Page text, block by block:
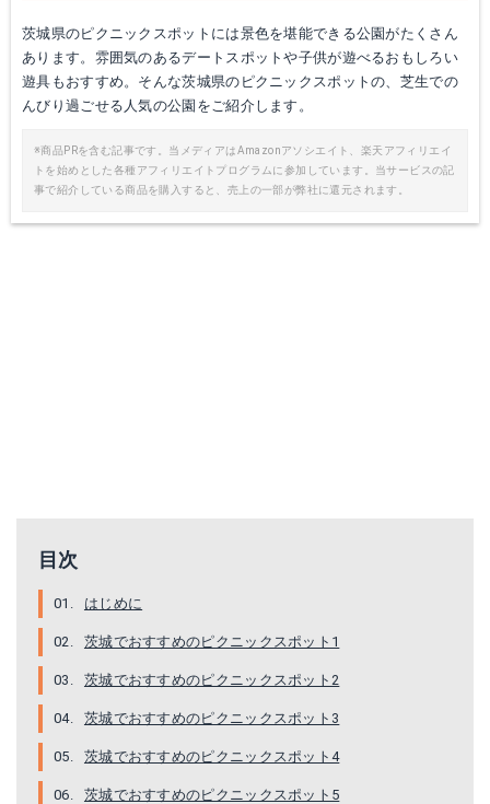
茨城県のピクニックスポットには景色を堪能できる公園がたくさん
あります。雰囲気のあるデートスポットや子供が遊べるおもしろい
遊具もおすすめ。そんな茨城県のピクニックスポットの、芝生での
んびり過ごせる人気の公園をご紹介します。
※商品PRを含む記事です。当メディアはAmazonアソシエイト、楽天アフィリエイ
トを始めとした各種アフィリエイトプログラムに参加しています。当サービスの記
事で紹介している商品を購入すると、売上の一部が弊社に還元されます。
目次
はじめに
茨城でおすすめのピクニックスポット1
茨城でおすすめのピクニックスポット2
茨城でおすすめのピクニックスポット3
茨城でおすすめのピクニックスポット4
茨城でおすすめのピクニックスポット5